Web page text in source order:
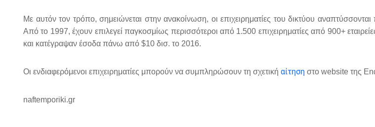
Με αυτόν τον τρόπο, σημειώνεται στην ανακοίνωση, οι επιχειρηματίες του δικτύου
Από το 1997, έχουν επιλεγεί παγκοσμίως περισσότεροι από 1.500 επιχειρηματίες από 900+
και κατέγραψαν έσοδα πάνω από $10 δισ. το 2016.
Οι ενδιαφερόμενοι επιχειρηματίες μπορούν να συμπληρώσουν τη σχετική αίτηση στο website της
naftemporiki.gr